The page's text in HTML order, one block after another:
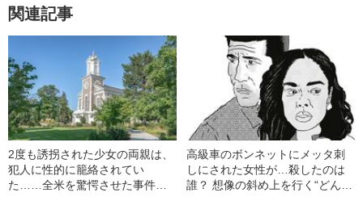
関連記事
2度も誘拐された少女の両親は、
犯人に性的に籠絡されてい
た……全米を驚愕させた事件と
高級車のボンネットにメッタ刺
しにされた女性が…殺したのは
誰？ 想像の斜め上を行く“どんで